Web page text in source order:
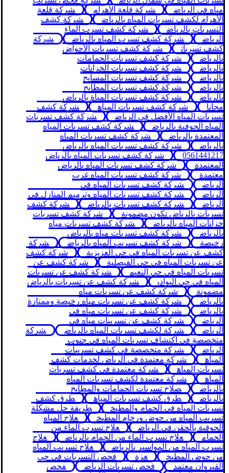
مياه في الرياض
شركة قلعة الأهرام
شركة قلعة
الأهرام لكشف تسربات المياه بالرياض
شركة كشف
التسربات بالرياض
شركة كشف تسرب الماء
الرياض
شركة كشف تسرب المياه بالرياض
شركة
كشف تسربات
شركة كشف تسربات الأحواض
بالرياض
شركة كشف تسربات الحمامات
بالرياض
شركة كشف تسربات الخزانات
بالرياض
شركة كشف تسربات المسابح
بالرياض
شركة كشف تسربات المطابح
بالرياض
شركة كشف تسربات المياة بالرياض
مجانا
شركة كشف تسربات المياه
شركة كشف
تسربات المياه الأفضل في الرياض
شركة كشف تسربات
المياه الجوفية بالرياض
شركة كشف تسربات المياه
المعتمدة بالرياض
شركة كشف تسربات المياه
بالرياض
شركة كشف تسربات المياه بالرياض
0561441217
شركة كشف تسربات المياه بالرياض
المعتمدة
شركة كشف تسربات المياه بالرياض
معتمدة
شركة كشف تسربات المياه غرب
الرياض
شركة كشف تسربات المياه في
الرياض
شركة كشف تسربات المياه وترميم المنازل في
الرياض
شركة كشف تسربات بالرياض
شركة كشف
تسربات بالرياض تكون مضمونة
شركة كشف تسربات
خزانات المياه بالرياض
شركة كشف تسربات مياه
بالرياض
شركة كشف تسربات مياه بالرياض
رخيصة
شركة كشف تسريب المياه بالرياض
شركة
كشف عن تسربات المياه في حى العزيزية
شركة كشف
عن تسربات المياه في حى الفيصلية
شركة كشف عن
تسربات المياه في حى النعيم
شركة كشف عن تسربات
المياه في حي البوادي
شركة كشف عن تسربات بالرياض
مضمونة
شركة كشف عن تسربات مياه
بالرياض
شركة كشف عن تسربات مياه رخيصة وممتازة
بالرياض
شركة كشف عن تسربات مياه في
الرياض
شركة كشف عن تسريبات مياه في
الرياض
شركة لكشف تسربات المياه بالرياض
شركة
متخصصة في اكتشاف تسربات المياه في جنوب
الرياض
شركة متخصصة في كشف تسريبات
المياه
شركة معتمدة في الرياض لخدمات كشف
تسربات المياه
شركة معتمدة في كشف تسربات
المياه
شركة معتمدة لكشف تسربات المياه
بالرياض
صلاح تسربات الحمامات والمطابخ
بالرياض
طرق كشف تسربات المياه
طرق كشف
تسربات المياه في الحمام والمطبخ
طريقة حل مشكلة
تسريب المياه من حوض ورخام المطبخ
علاج المياه
الجوفية بالحقن في الرياض
علاج تسرب الماء من
الحمام
علاج تسرب الماء من الحمام بالرياض
علاج
تسرب المياه من المواسير بالرياض
علاج تسريب المياه
من حوض المطبخ
غزة
فحص التسربات في حي
القيروان معتمد
فحص تسربات الرياض
فحص